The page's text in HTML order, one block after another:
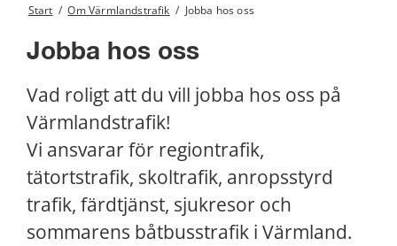
Start / Om Värmlandstrafik / Jobba hos oss
Jobba hos oss
Vad roligt att du vill jobba hos oss på
Värmlandstrafik!
Vi ansvarar för regiontrafik,
tätortstrafik, skoltrafik, anropsstyrd
trafik, färdtjänst, sjukresor och
sommarens båtbusstrafik i Värmland.